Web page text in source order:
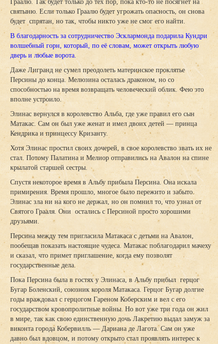
Граалю. Так будет только до тех пор, пока кто-то не посягнет на
святыню. Если только Граалю будет угрожать опасность, он снова
будет спрятан, но так, чтобы никто уже не смог его найти.
В благодарность за сотрудничество Эсклармонда подарила Кундри
волшебный горн, который, по её словам, может открыть любую
дверь и любые ворота.
Даже Лигранд не сумел преодолеть материнское проклятье
Персины до конца. Мелюзина осталась драконом, но со
способностью на время возвращать человеческий облик. Фею это
вполне устроило.
Элинас вернулся в королевство Альба, где уже правил его сын
Матакас. Сам он был уже женат и имел двоих детей — принца
Кендрика и принцессу Кризанту.
Хотя Элинас простил своих дочерей, в свое королевство звать их не
стал. Потому Палатина и Мелиор отправились на Авалон на спине
крылатой старшей сестры.
Спустя некоторое время в Альбу прибыла Персина. Она искала
примирения. Время прошло, многое было пережито и забыто.
Элинас зла ни на кого не держал, но он помнил то, что узнал от
Святого Грааля. Они остались с Персиной просто хорошими
друзьями.
Персина между тем пригласила Матакаса с детьми на Авалон,
пообещав показать настоящие чудеса. Матакас поблагодарил мачеху
и сказал, что примет приглашение, когда ему позволят
государственные дела.
Пока Персина была в гостях у Элинаса, в Альбу прибыл герцог
Бугар Боленский, союзник короля Матакаса. Герцог Бугар долгие
годы враждовал с герцогом Гареном Коберским и вел с его
государством кровопролитные войны. Но вот уже три года он жил
в мире, так как свою единственную дочь Лакретию выдал замуж за
виконта города Кобервилль — Дариана де Лагота. Сам он уже
давно был вдовцом, и потому открыто стал проявлять интерес к